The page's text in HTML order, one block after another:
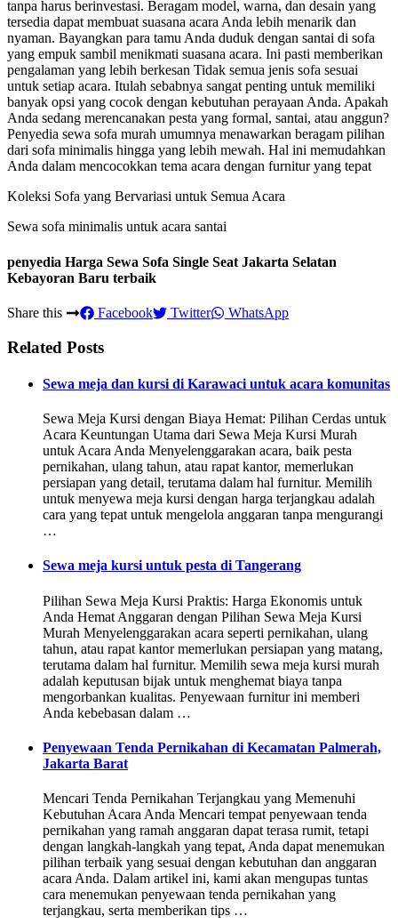
tanpa harus berinvestasi. Beragam model, warna, dan desain yang
tersedia dapat membuat suasana acara Anda lebih menarik dan
nyaman. Bayangkan para tamu Anda duduk dengan santai di sofa
yang empuk sambil menikmati suasana acara. Ini pasti memberikan
pengalaman yang lebih berkesan Tidak semua jenis sofa sesuai
untuk setiap acara. Itulah sebabnya sangat penting untuk memiliki
banyak opsi yang cocok dengan kebutuhan perayaan Anda. Apakah
Anda sedang merencanakan pesta yang formal, santai, atau anggun?
Penyedia sewa sofa murah umumnya menawarkan beragam pilihan
dari sofa minimalis hingga yang lebih mewah. Hal ini memudahkan
Anda dalam mencocokkan tema acara dengan furnitur yang tepat
Koleksi Sofa yang Bervariasi untuk Semua Acara
Sewa sofa minimalis untuk acara santai
penyedia Harga Sewa Sofa Single Seat Jakarta Selatan
Kebayoran Baru terbaik
Share this Facebook Twitter WhatsApp
Related Posts
Sewa meja dan kursi di Karawaci untuk acara komunitas
Sewa Meja Kursi dengan Biaya Hemat: Pilihan Cerdas untuk
Acara Keuntungan Utama dari Sewa Meja Kursi Murah
untuk Acara Anda Menyelenggarakan acara, baik pesta
pernikahan, ulang tahun, atau rapat kantor, memerlukan
persiapan yang detail, terutama dalam hal furnitur. Memilih
untuk menyewa meja kursi dengan harga terjangkau adalah
cara yang tepat untuk mengelola anggaran tanpa mengurangi
…
Sewa meja kursi untuk pesta di Tangerang
Pilihan Sewa Meja Kursi Praktis: Harga Ekonomis untuk
Anda Hemat Anggaran dengan Pilihan Sewa Meja Kursi
Murah Menyelenggarakan acara seperti pernikahan, ulang
tahun, atau rapat kantor memerlukan persiapan yang matang,
terutama dalam hal furnitur. Memilih sewa meja kursi murah
adalah keputusan bijak untuk menghemat biaya tanpa
mengorbankan kualitas. Penyewaan furnitur ini memberi
Anda kebebasan dalam …
Penyewaan Tenda Pernikahan di Kecamatan Palmerah,
Jakarta Barat
Mencari Tenda Pernikahan Terjangkau yang Memenuhi
Kebutuhan Acara Anda Mencari tempat penyewaan tenda
pernikahan yang ramah anggaran dapat terasa rumit, tetapi
dengan langkah-langkah yang tepat, Anda dapat menemukan
pilihan terbaik yang sesuai dengan kebutuhan dan anggaran
acara Anda. Dalam artikel ini, kami akan mengupas tuntas
cara menemukan penyewaan tenda pernikahan yang
terjangkau, serta memberikan tips …